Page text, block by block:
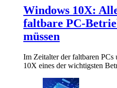
Windows 10X:
faltbare PC-
müssen
Im Zeitalter der faltbaren
10X eines der wichtigsten